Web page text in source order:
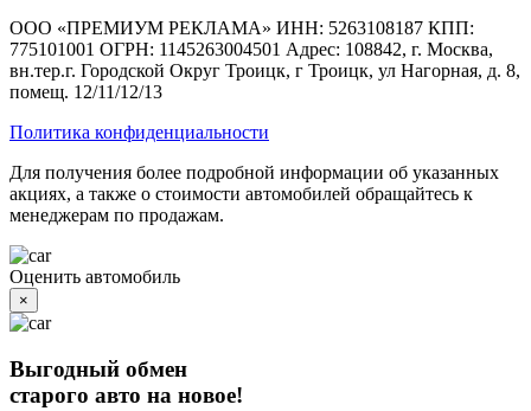
ООО «ПРЕМИУМ РЕКЛАМА» ИНН: 5263108187 КПП:
775101001 ОГРН: 1145263004501 Адрес: 108842, г. Москва,
вн.тер.г. Городской Округ Троицк, г Троицк, ул Нагорная, д. 8,
помещ. 12/11/12/13
Политика конфиденциальности
Для получения более подробной информации об указанных
акциях, а также о стоимости автомобилей обращайтесь к
менеджерам по продажам.
Оценить автомобиль
×
Выгодный обмен
старого авто на новое!